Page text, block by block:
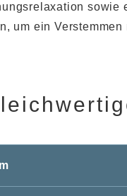
sowie
um ein